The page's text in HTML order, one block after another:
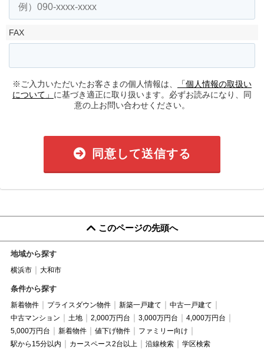
FAX
※ご入力いただいたお客さまの個人情報は、
「個人情報の取扱い
について」 に基づき適正に取り扱います。必ずお読みになり、同
意の上お問い合わせください。
同意して送信する
このページの先頭へ
地域から探す
横浜市 大和市
条件から探す
新着物件 プライスダウン物件 新築一戸建て
中古一戸建て
中古マンション
土地 2,000万円台 3,000万円台
4,000万円台
5,000万円台
新着物件 値下げ物件
ファミリー向け
駅から15分以内
カースペース2台以上 沿線検索 学区検索